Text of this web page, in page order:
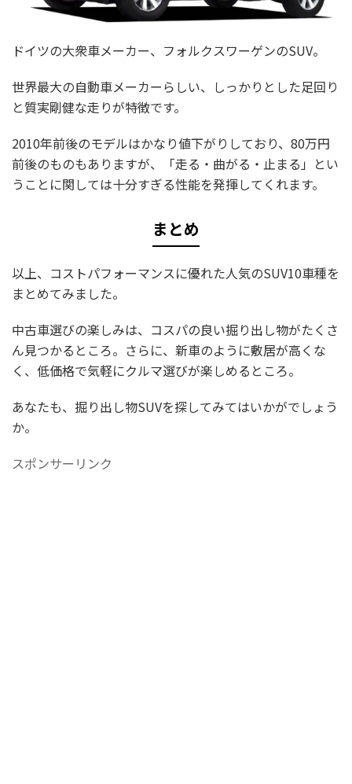
ドイツの大衆車メーカー、フォルクスワーゲンのSUV。
世界最大の自動車メーカーらしい、しっかりとした足回り
と質実剛健な走りが特徴です。
2010年前後のモデルはかなり値下がりしており、80万円
前後のものもありますが、「走る・曲がる・止まる」とい
うことに関しては十分すぎる性能を発揮してくれます。
まとめ
以上、コストパフォーマンスに優れた人気のSUV10車種を
まとめてみました。
中古車選びの楽しみは、コスパの良い掘り出し物がたくさ
ん見つかるところ。さらに、新車のように敷居が高くな
く、低価格で気軽にクルマ選びが楽しめるところ。
あなたも、掘り出し物SUVを探してみてはいかがでしょう
か。
スポンサーリンク